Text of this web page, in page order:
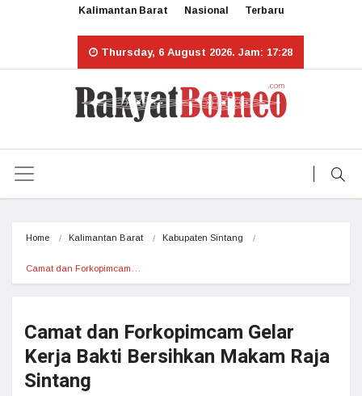
Kalimantan Barat Nasional Terbaru
Thursday, 6 August 2026. Jam: 17:28
Home Kalimantan Barat Kabupaten Sintang
Camat dan Forkopimcam…
Camat dan Forkopimcam Gelar
Kerja Bakti Bersihkan Makam Raja
Sintang